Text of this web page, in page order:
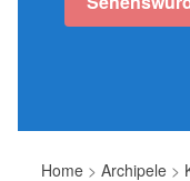
Home > Archipele >